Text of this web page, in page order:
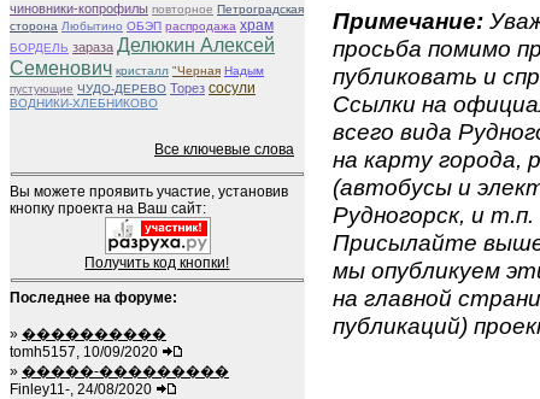
чиновники-копрофилы повторное Петроградская
сторона Любытино ОБЭП распродажа храм
БОРДЕЛЬ зараза Делюкин Алексей
Семенович кристалл "Черная Надым
пустующие ЧУДО-ДЕРЕВО Торез сосули
ВОДНИКИ-ХЛЕБНИКОВО
Все ключевые слова
Вы можете проявить участие, установив
кнопку проекта на Ваш сайт:
Получить код кнопки!
Последнее на форуме:
» ����������
tomh5157, 10/09/2020
» �����-���������
Finley11-, 24/08/2020
Примечание:
просьба помимо
публиковать и
Ссылки на
всего вида
на карту города,
(автобусы и
Рудногорск, и т.п.
Присылайте
мы опубликуем
на главной
публикаций)